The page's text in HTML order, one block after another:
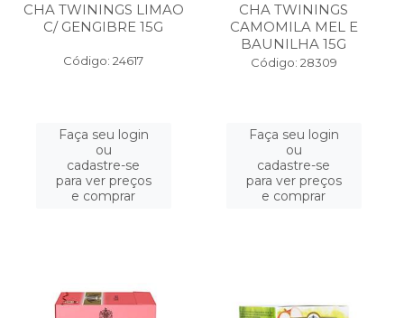
CHA TWININGS LIMAO
C/ GENGIBRE 15G
Código: 24617
Faça seu login
ou
cadastre-se
para ver preços
e comprar
CHA TWININGS
CAMOMILA MEL E
BAUNILHA 15G
Código: 28309
Faça seu login
ou
cadastre-se
para ver preços
e comprar